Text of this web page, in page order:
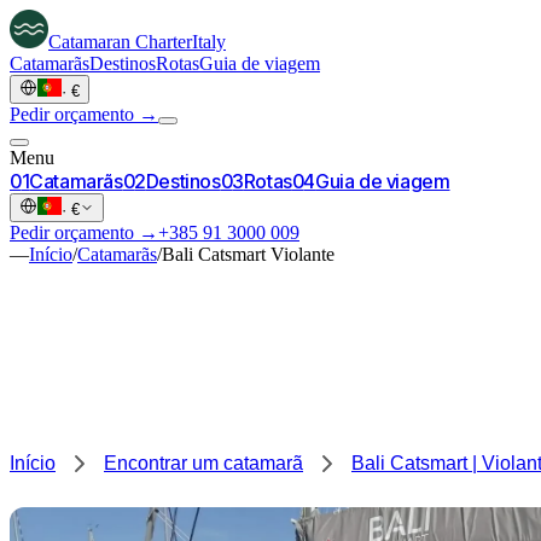
Catamaran CharterItaly
CatamarãsDestinosRotasGuia de viagem
· €
Pedir orçamento →
Menu
01Catamarãs02Destinos03Rotas04Guia de viagem
· €
Pedir orçamento →+385 91 3000 009
—Início/Catamarãs/Bali Catsmart Violante
Início Encontrar um catamarã Bali Catsmart |